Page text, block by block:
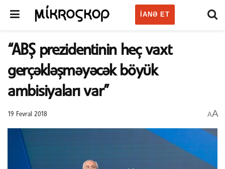
IANƏ ET
“ABŞ prezidentinin heç vaxt
gerçəkləşməyəcək böyük
ambisiyaları var”
19 Fevral 2018 AA